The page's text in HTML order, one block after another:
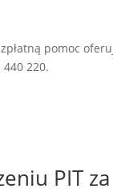
pomoc
220.
PIT